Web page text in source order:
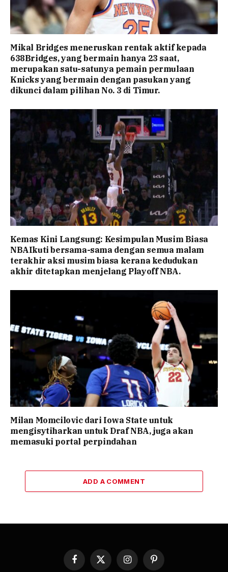
Mikal Bridges meneruskan rentak aktif kepada
638Bridges, yang bermain hanya 23 saat,
merupakan satu-satunya pemain permulaan
Knicks yang bermain dengan pasukan yang
dikunci dalam pilihan No. 3 di Timur.
Kemas Kini Langsung: Kesimpulan Musim Biasa
NBAIkuti bersama-sama dengan semua malam
terakhir aksi musim biasa kerana kedudukan
akhir ditetapkan menjelang Playoff NBA.
Milan Momcilovic dari Iowa State untuk
mengisytiharkan untuk Draf NBA, juga akan
memasuki portal perpindahan
ADD A COMMENT
Facebook
X
InstagramPinterest